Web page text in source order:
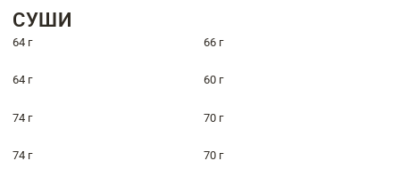
СУШИ
64 г 66 г
64 г 60 г
74 г 70 г
74 г 70 г